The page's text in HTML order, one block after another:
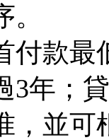
款最低
3年；
，並可